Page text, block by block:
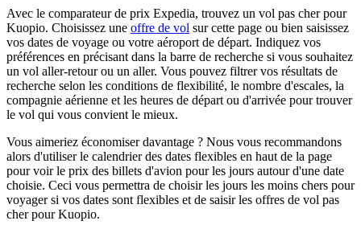
Avec le comparateur de prix Expedia, trouvez un vol pas cher pour
Kuopio. Choisissez une offre de vol sur cette page ou bien saisissez
vos dates de voyage ou votre aéroport de départ. Indiquez vos
préférences en précisant dans la barre de recherche si vous souhaitez
un vol aller-retour ou un aller. Vous pouvez filtrer vos résultats de
recherche selon les conditions de flexibilité, le nombre d'escales, la
compagnie aérienne et les heures de départ ou d'arrivée pour trouver
le vol qui vous convient le mieux.
Vous aimeriez économiser davantage ? Nous vous recommandons
alors d'utiliser le calendrier des dates flexibles en haut de la page
pour voir le prix des billets d'avion pour les jours autour d'une date
choisie. Ceci vous permettra de choisir les jours les moins chers pour
voyager si vos dates sont flexibles et de saisir les offres de vol pas
cher pour Kuopio.